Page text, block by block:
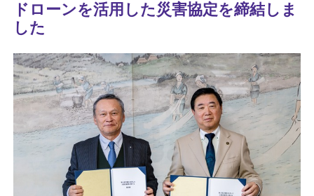
ドローンを活用した災害協定を締結しま
した